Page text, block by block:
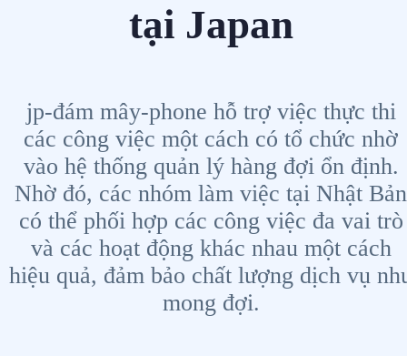
tại Japan
jp-đám mây-phone hỗ trợ việc thực thi
các công việc một cách có tổ chức nhờ
vào hệ thống quản lý hàng đợi ổn định.
Nhờ đó, các nhóm làm việc tại Nhật Bản
có thể phối hợp các công việc đa vai trò
và các hoạt động khác nhau một cách
hiệu quả, đảm bảo chất lượng dịch vụ
mong đợi.